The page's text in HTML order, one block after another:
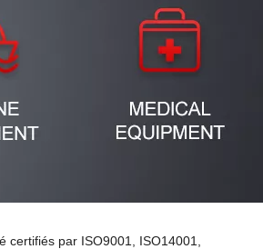
par ISO9001, ISO14001,